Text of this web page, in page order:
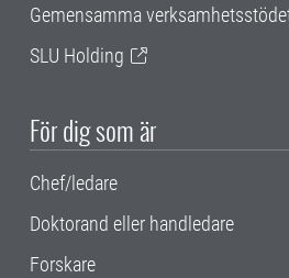
Gemensamma
SLU Holding
För dig som är
Chef/ledare
Doktorand eller handledare
Forskare